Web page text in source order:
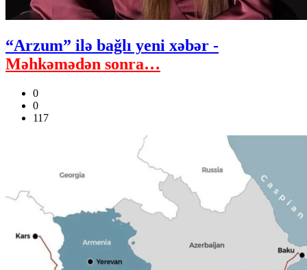
“Arzum” ilə bağlı yeni xəbər -
Məhkəmədən sonra…
0
0
117